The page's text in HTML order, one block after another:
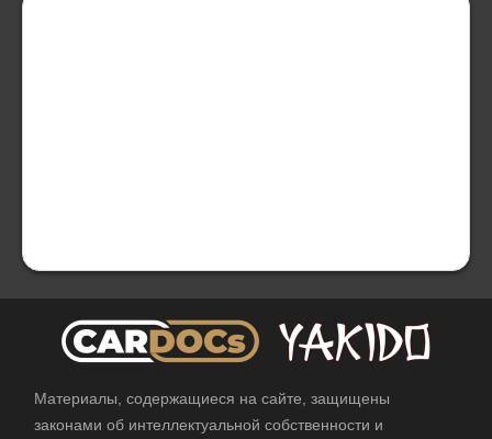
Материалы, содержащиеся на сайте, защищены
законами об интеллектуальной собственности и